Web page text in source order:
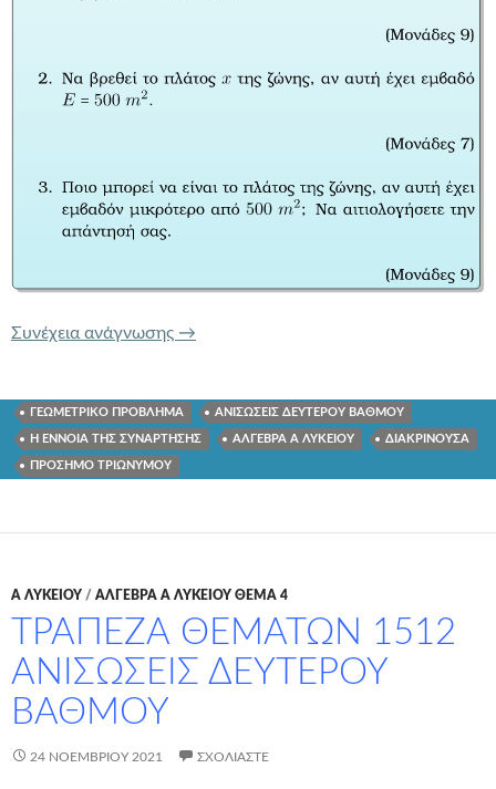
Συνέχεια ανάγνωσης ΤΡΑΠΕΖΑ ΘΕΜΑΤΩΝ 1505 Η ΕΝΝΟΙΑ
→
ΓΕΩΜΕΤΡΙΚΟ ΠΡΟΒΛΗΜΑ ΑΝΙΣΩΣΕΙΣ ΔΕΥΤΕΡΟΥ ΒΑΘΜΟΥ
Η ΕΝΝΟΙΑ ΤΗΣ ΣΥΝΑΡΤΗΣΗΣ ΑΛΓΕΒΡΑ Α ΛΥΚΕΙΟΥ ΔΙΑΚΡΙΝΟΥΣΑ
ΠΡΟΣΗΜΟ ΤΡΙΩΝΥΜΟΥ
Α ΛΥΚΕΊΟΥ / ΑΛΓΕΒΡΑ Α ΛΥΚΕΙΟΥ ΘΕΜΑ 4
ΤΡΑΠΕΖΑ ΘΕΜΑΤΩΝ 1512
ΑΝΙΣΩΣΕΙΣ ΔΕΥΤΕΡΟΥ
ΒΑΘΜΟΥ
24 ΝΟΕΜΒΡΊΟΥ 2021 ΣΧΟΛΙΆΣΤΕ